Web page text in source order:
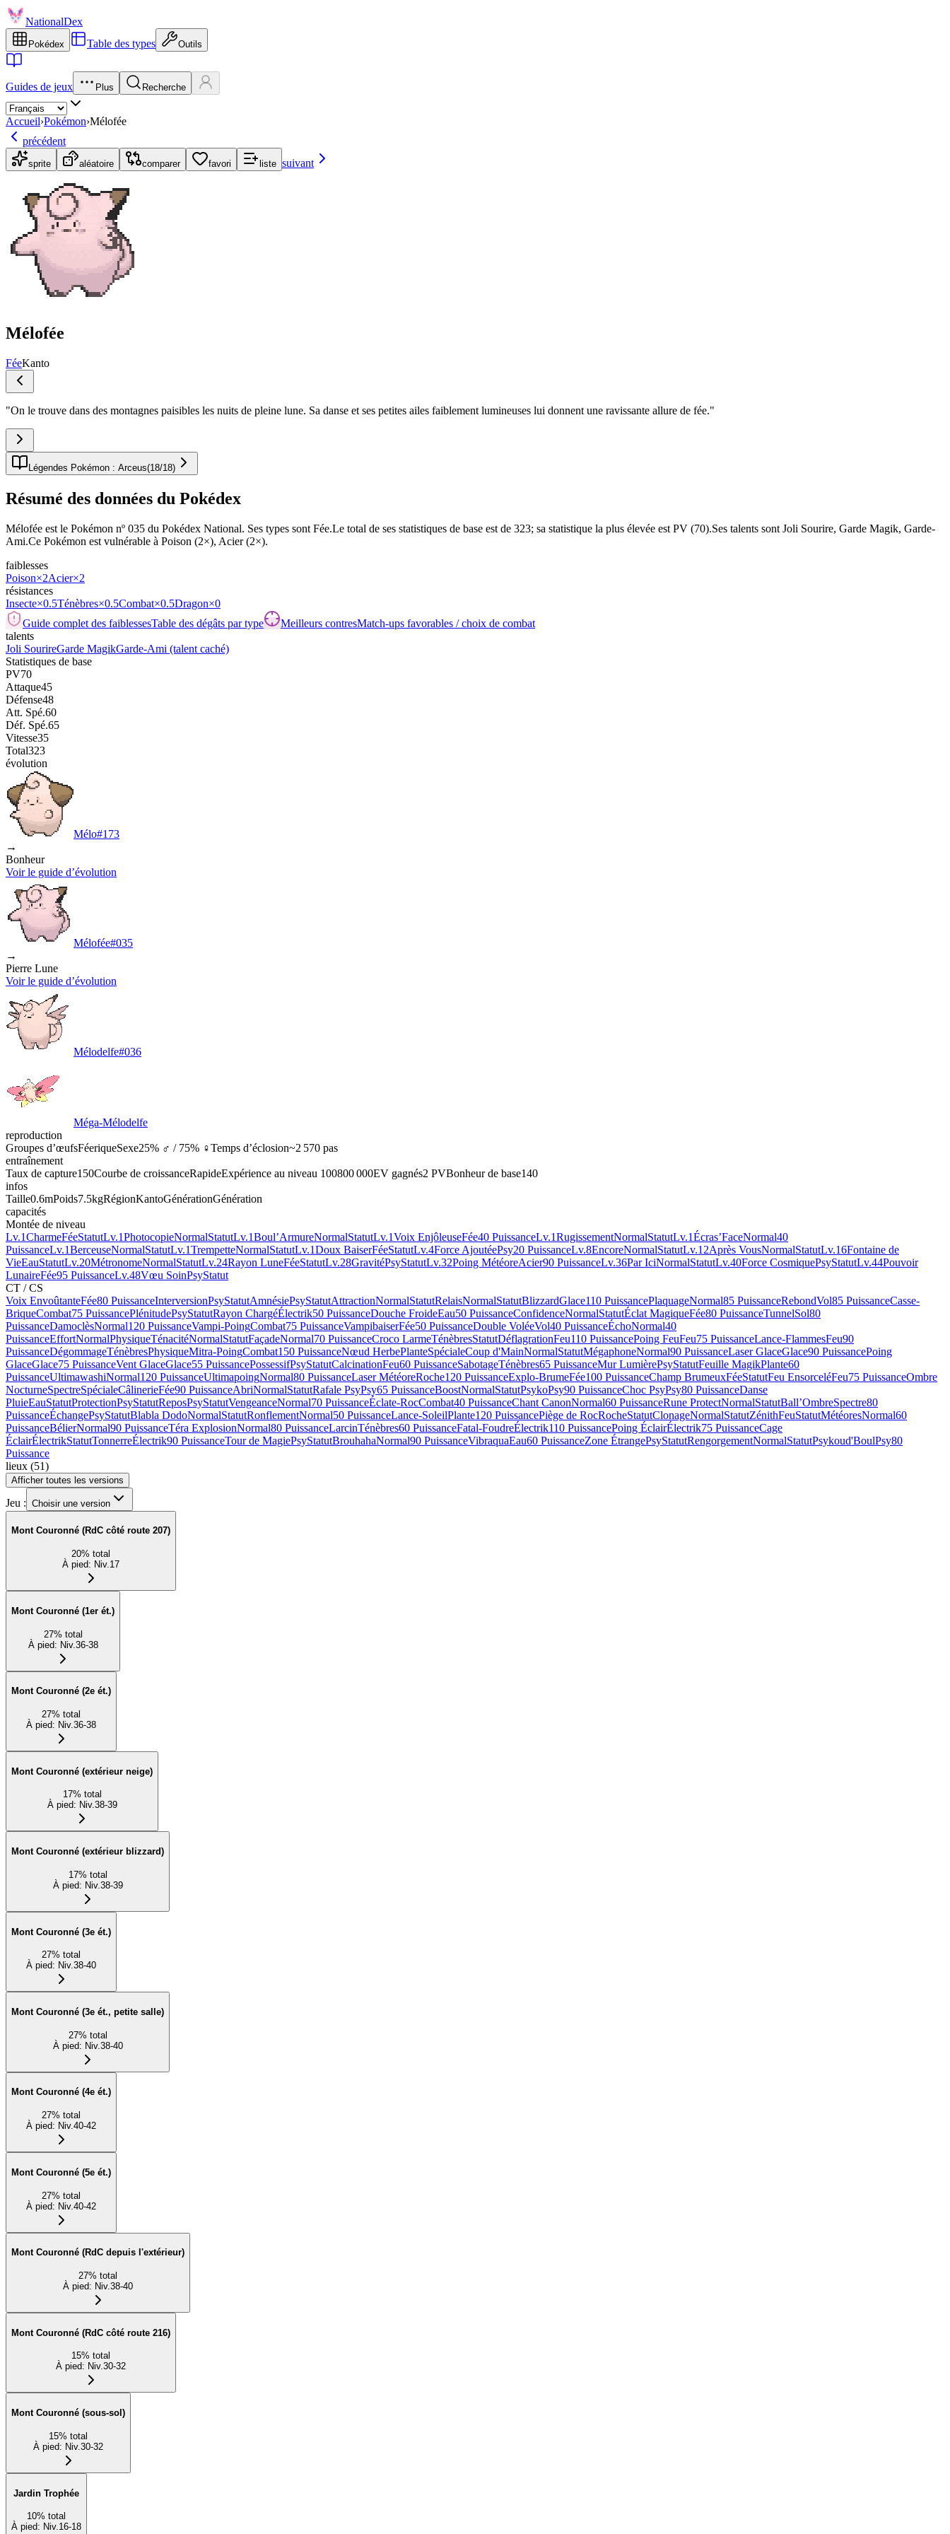
NationalDex
Pokédex Table des types Outils
Guides de jeux Plus Recherche
Accueil›Pokémon›Mélofée
précédent
sprite aléatoire comparer favori liste suivant
Mélofée
FéeKanto
"On le trouve dans des montagnes paisibles les nuits de pleine lune. Sa danse et ses petites ailes faiblement lumineuses lui donnent une ravissante allure de fée."
Légendes Pokémon : Arceus(18/18)
Résumé des données du Pokédex
Mélofée est le Pokémon nº 035 du Pokédex National. Ses types sont Fée.Le total de ses statistiques de base est de 323; sa statistique la plus élevée est PV (70).Ses talents sont Joli Sourire, Garde Magik, Garde-
Ami.Ce Pokémon est vulnérable à Poison (2×), Acier (2×).
faiblesses
Poison×2Acier×2
résistances
Insecte×0.5Ténèbres×0.5Combat×0.5Dragon×0
Guide complet des faiblessesTable des dégâts par type Meilleurs contresMatch-ups favorables / choix de combat
talents
Joli SourireGarde MagikGarde-Ami (talent caché)
Statistiques de base
PV70
Attaque45
Défense48
Att. Spé.60
Déf. Spé.65
Vitesse35
Total323
évolution
Mélo#173
→
Bonheur
Voir le guide d’évolution
Mélofée#035
→
Pierre Lune
Voir le guide d’évolution
Mélodelfe#036
Méga-Mélodelfe
reproduction
Groupes d’œufsFéeriqueSexe25% ♂ / 75% ♀Temps d’éclosion~2 570 pas
entraînement
Taux de capture150Courbe de croissanceRapideExpérience au niveau 100800 000EV gagnés2 PVBonheur de base140
infos
Taille0.6mPoids7.5kgRégionKantoGénérationGénération
capacités
Montée de niveau
Lv.1CharmeFéeStatutLv.1PhotocopieNormalStatutLv.1Boul’ArmureNormalStatutLv.1Voix EnjôleuseFée40 PuissanceLv.1RugissementNormalStatutLv.1Écras’FaceNormal40
PuissanceLv.1BerceuseNormalStatutLv.1TrempetteNormalStatutLv.1Doux BaiserFéeStatutLv.4Force AjoutéePsy20 PuissanceLv.8EncoreNormalStatutLv.12Après VousNormalStatutLv.16Fontaine de
VieEauStatutLv.20MétronomeNormalStatutLv.24Rayon LuneFéeStatutLv.28GravitéPsyStatutLv.32Poing MétéoreAcier90 PuissanceLv.36Par IciNormalStatutLv.40Force CosmiquePsyStatutLv.44Pouvoir
LunaireFée95 PuissanceLv.48Vœu SoinPsyStatut
CT / CS
Voix EnvoûtanteFée80 PuissanceInterversionPsyStatutAmnésiePsyStatutAttractionNormalStatutRelaisNormalStatutBlizzardGlace110 PuissancePlaquageNormal85 PuissanceRebondVol85 PuissanceCasse-
BriqueCombat75 PuissancePlénitudePsyStatutRayon ChargéÉlectrik50 PuissanceDouche FroideEau50 PuissanceConfidenceNormalStatutÉclat MagiqueFée80 PuissanceTunnelSol80
PuissanceDamoclèsNormal120 PuissanceVampi-PoingCombat75 PuissanceVampibaiserFée50 PuissanceDouble VoléeVol40 PuissanceÉchoNormal40
PuissanceEffortNormalPhysiqueTénacitéNormalStatutFaçadeNormal70 PuissanceCroco LarmeTénèbresStatutDéflagrationFeu110 PuissancePoing FeuFeu75 PuissanceLance-FlammesFeu90
PuissanceDégommageTénèbresPhysiqueMitra-PoingCombat150 PuissanceNœud HerbePlanteSpécialeCoup d'MainNormalStatutMégaphoneNormal90 PuissanceLaser GlaceGlace90 PuissancePoing
GlaceGlace75 PuissanceVent GlaceGlace55 PuissancePossessifPsyStatutCalcinationFeu60 PuissanceSabotageTénèbres65 PuissanceMur LumièrePsyStatutFeuille MagikPlante60
PuissanceUltimawashiNormal120 PuissanceUltimapoingNormal80 PuissanceLaser MétéoreRoche120 PuissanceExplo-BrumeFée100 PuissanceChamp BrumeuxFéeStatutFeu EnsorceléFeu75 PuissanceOmbre
NocturneSpectreSpécialeCâlinerieFée90 PuissanceAbriNormalStatutRafale PsyPsy65 PuissanceBoostNormalStatutPsykoPsy90 PuissanceChoc PsyPsy80 PuissanceDanse
PluieEauStatutProtectionPsyStatutReposPsyStatutVengeanceNormal70 PuissanceÉclate-RocCombat40 PuissanceChant CanonNormal60 PuissanceRune ProtectNormalStatutBall’OmbreSpectre80
PuissanceÉchangePsyStatutBlabla DodoNormalStatutRonflementNormal50 PuissanceLance-SoleilPlante120 PuissancePiège de RocRocheStatutClonageNormalStatutZénithFeuStatutMétéoresNormal60
PuissanceBélierNormal90 PuissanceTéra ExplosionNormal80 PuissanceLarcinTénèbres60 PuissanceFatal-FoudreÉlectrik110 PuissancePoing ÉclairÉlectrik75 PuissanceCage
ÉclairÉlectrikStatutTonnerreÉlectrik90 PuissanceTour de MagiePsyStatutBrouhahaNormal90 PuissanceVibraquaEau60 PuissanceZone ÉtrangePsyStatutRengorgementNormalStatutPsykoud'BoulPsy80
Puissance
lieux (51)
Afficher toutes les versions
Jeu : Choisir une version
Mont Couronné (RdC côté route 207)
20% total
À pied: Niv.17
Mont Couronné (1er ét.)
27% total
À pied: Niv.36-38
Mont Couronné (2e ét.)
27% total
À pied: Niv.36-38
Mont Couronné (extérieur neige)
17% total
À pied: Niv.38-39
Mont Couronné (extérieur blizzard)
17% total
À pied: Niv.38-39
Mont Couronné (3e ét.)
27% total
À pied: Niv.38-40
Mont Couronné (3e ét., petite salle)
27% total
À pied: Niv.38-40
Mont Couronné (4e ét.)
27% total
À pied: Niv.40-42
Mont Couronné (5e ét.)
27% total
À pied: Niv.40-42
Mont Couronné (RdC depuis l'extérieur)
27% total
À pied: Niv.38-40
Mont Couronné (RdC côté route 216)
15% total
À pied: Niv.30-32
Mont Couronné (sous-sol)
15% total
À pied: Niv.30-32
Jardin Trophée
10% total
À pied: Niv.16-18